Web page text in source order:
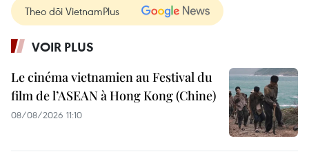
Theo dõi VietnamPlus
VOIR PLUS
Le cinéma vietnamien au Festival du
film de l’ASEAN à Hong Kong (Chine)
08/08/2026 11:10